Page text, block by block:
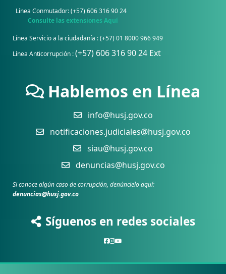
Línea Conmutador: (+57) 606 316 90 24
Consulte las extensiones Aquí
Línea Servicio a la ciudadanía : (+57) 01 8000 966 949
Línea Anticorrupción :(+57) 606 316 90 24 Ext
Hablemos en Línea
info@husj.gov.co
notificaciones.judiciales@husj.gov.co
siau@husj.gov.co
denuncias@husj.gov.co
Si conoce algún caso de corrupción, denúncielo aquí:
denuncias@husj.gov.co
Síguenos en redes sociales